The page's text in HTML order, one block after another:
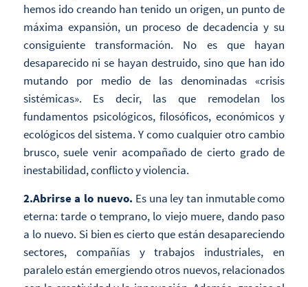
hemos ido creando han tenido un origen, un punto de
máxima expansión, un proceso de decadencia y su
consiguiente transformación. No es que hayan
desaparecido ni se hayan destruido, sino que han ido
mutando por medio de las denominadas «crisis
sistémicas». Es decir, las que remodelan los
fundamentos psicológicos, filosóficos, económicos y
ecológicos del sistema. Y como cualquier otro cambio
brusco, suele venir acompañado de cierto grado de
inestabilidad, conflicto y violencia.
2.Abrirse a lo nuevo. Es una ley tan inmutable como
eterna: tarde o temprano, lo viejo muere, dando paso
a lo nuevo. Si bien es cierto que están desapareciendo
sectores, compañías y trabajos industriales, en
paralelo están emergiendo otros nuevos, relacionados